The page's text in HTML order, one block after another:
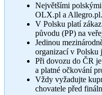
Největšími
OLX.pl a Allegro.pl.
V Polsku platí
původu (PP) na
Jedinou
organizací v Polsku
Při dovozu do ČR
a platné očkování
Vždy vyžadujte
chovatele před